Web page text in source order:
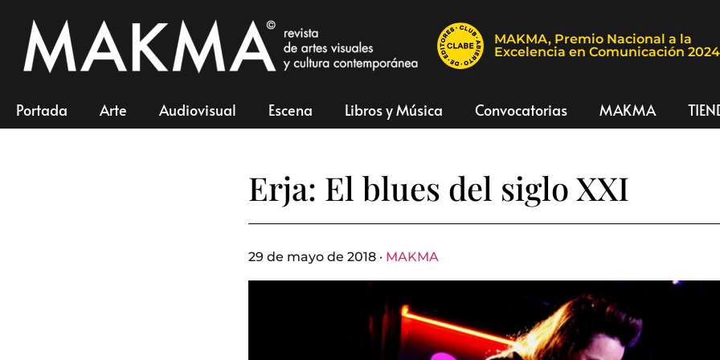
MAKMA, Premio Nacional a la
Excelencia en Comunicación 2024
Portada Arte Audiovisual Escena Libros y Música Convocatorias MAKMA
Erja: El blues del siglo XXI
29 de mayo de 2018 · MAKMA